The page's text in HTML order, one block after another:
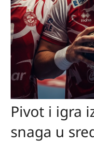
Pivot i igra
snaga u